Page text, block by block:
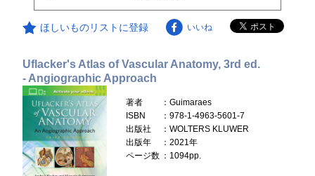
ほしいものリストに登録 いいね
Uflacker's Atlas of Vascular Anatomy, 3rd ed.
- Angiographic Approach
著者
：Guimaraes
ISBN
：978-1-4963-5601-7
出版社
：WOLTERS KLUWER
出版年
：2021年
ページ数 ：1094pp.